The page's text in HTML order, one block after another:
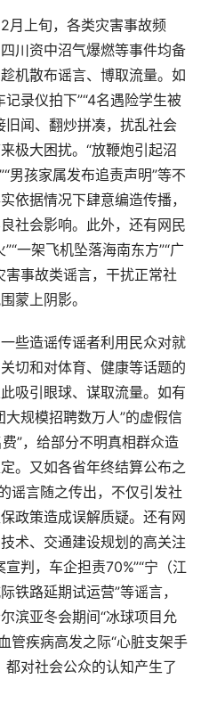
月上旬，各类灾害事故频
川资中沼气爆燃等事件均备
机散布谣言、博取流量。如
录仪拍下”“4名遇险学生被
旧闻、翻炒拼凑，扰乱社会
极大困扰。“放鞭炮引起沼
男孩家属发布追责声明”等不
依据情况下肆意编造传播，
社会影响。此外，还有网民
一架飞机坠落海南东方”“广
害事故类谣言，干扰正常社
蒙上阴影。
些造谣传谣者利用民众对就
切和对体育、健康等话题的
吸引眼球、谋取流量。如有
规模招聘数万人”的虚假信
”，给部分不明真相群众造
。又如各省年终结算公布之
谣言随之传出，不仅引发社
政策造成误解质疑。还有网
术、交通建设规划的高关注
判，车企担责70%”“宁（江
铁路延期试运营”等谣言，
滨亚冬会期间“冰球项目允
管疾病高发之际“心脏支架手
对社会公众的认知产生了